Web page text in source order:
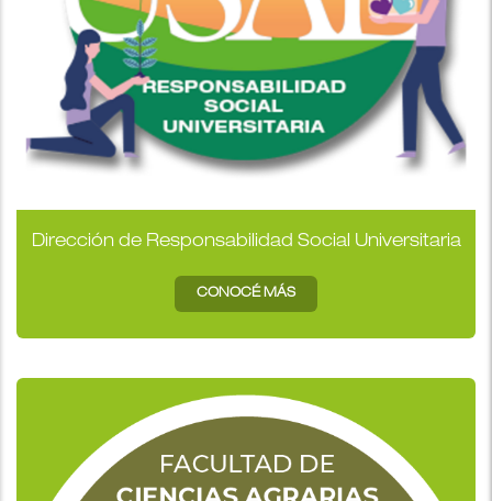
Dirección de Responsabilidad Social Universitaria
CONOCÉ MÁS